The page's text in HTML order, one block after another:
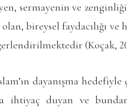
sermayenin ve
bireysel faydacılığı ve
(Koçak,
dayanışma
ihtiyaç duyan ve